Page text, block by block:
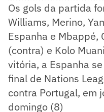
Os gols da partida
Williams, Merino,
Espanha e Mbappé,
(contra) e Kolo
vitória, a Espanha
final de Nations
contra Portugal, em
domingo (8)